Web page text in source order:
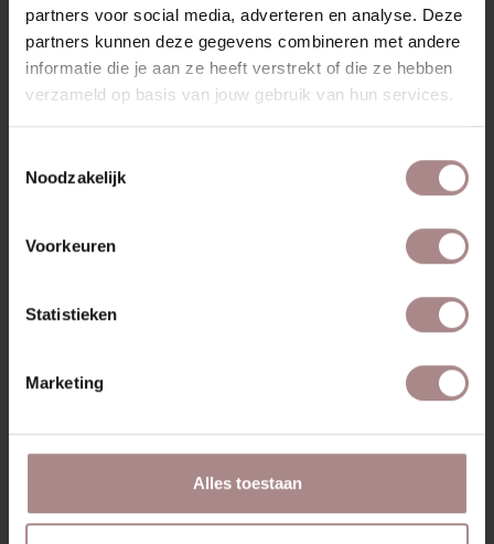
partners voor social media, adverteren en analyse. Deze
partners kunnen deze gegevens combineren met andere
informatie die je aan ze heeft verstrekt of die ze hebben
verzameld op basis van jouw gebruik van hun services.
Noodzakelijk
Voorkeuren
Statistieken
Marketing
Alles toestaan
KLEUREN FENIX
KENMERKEN
ZAKELIJK
MISSCHIEN VIND JE DIT